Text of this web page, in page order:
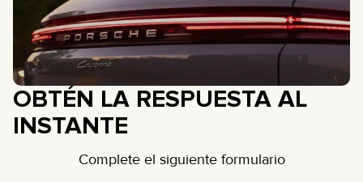
OBTÉN LA RESPUESTA AL
INSTANTE
Complete el siguiente formulario